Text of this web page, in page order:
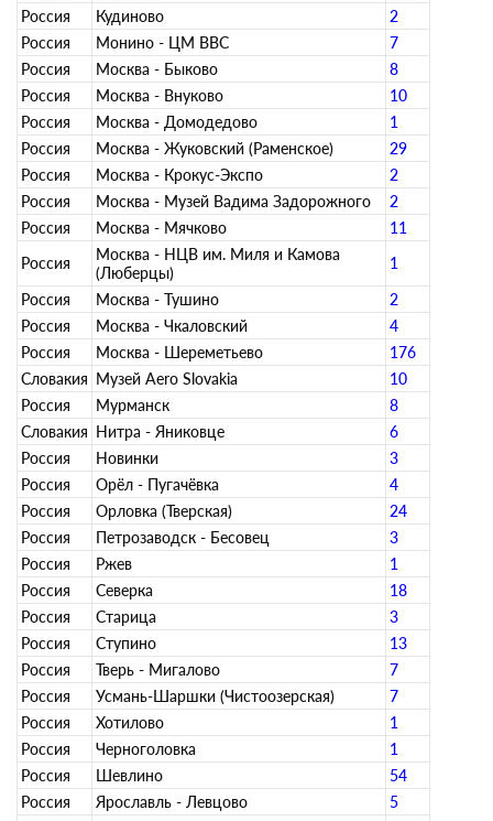
Россия
Кудиново
2
Россия
Монино - ЦМ ВВС
7
Россия
Москва - Быково
8
Россия
Москва - Внуково
10
Россия
Москва - Домодедово
1
Россия
Москва - Жуковский (Раменское)
29
Россия
Москва - Крокус-Экспо
2
Россия
Москва - Музей Вадима Задорожного
2
Россия
Москва - Мячково
11
Россия
Москва - НЦВ им. Миля и Камова
(Люберцы)
1
Россия
Москва - Тушино
2
Россия
Москва - Чкаловский
4
Россия
Москва - Шереметьево
176
Словакия Музей Aero Slovakia
10
Россия
Мурманск
8
Словакия Нитра - Яниковце
6
Россия
Новинки
3
Россия
Орёл - Пугачёвка
4
Россия
Орловка (Тверская)
24
Россия
Петрозаводск - Бесовец
3
Россия
Ржев
1
Россия
Северка
18
Россия
Старица
3
Россия
Ступино
13
Россия
Тверь - Мигалово
7
Россия
Усмань-Шаршки (Чистоозерская)
7
Россия
Хотилово
1
Россия
Черноголовка
1
Россия
Шевлино
54
Россия
Ярославль - Левцово
5